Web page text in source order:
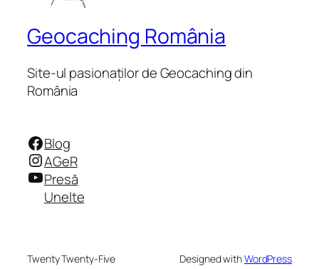
Geocaching România
Site-ul pasionaților de Geocaching din
România
Facebook
Instagram
YouTube
Blog
AGeR
Presă
Unelte
Twenty Twenty-Five Designed withWordPress